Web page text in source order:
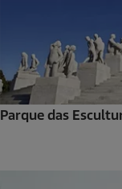
Parque das